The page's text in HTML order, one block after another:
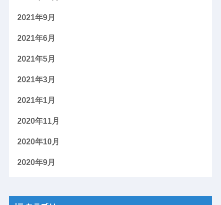
2021年9月
2021年6月
2021年5月
2021年3月
2021年1月
2020年11月
2020年10月
2020年9月